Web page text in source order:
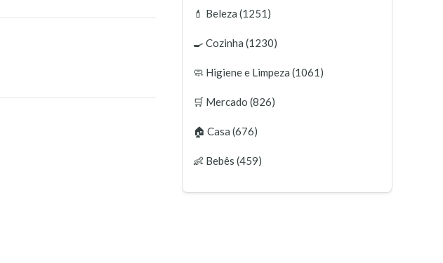
💄 Beleza (1251)
🍳 Cozinha (1230)
🧼 Higiene e Limpeza (1061)
🛒 Mercado (826)
🏠 Casa (676)
👶 Bebês (459)